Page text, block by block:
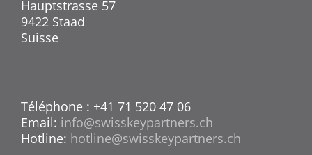
Hauptstrasse 57
9422 Staad
Suisse
Téléphone : +41 71 520 47 06
Email: info@swisskeypartners.ch
Hotline: hotline@swisskeypartners.ch